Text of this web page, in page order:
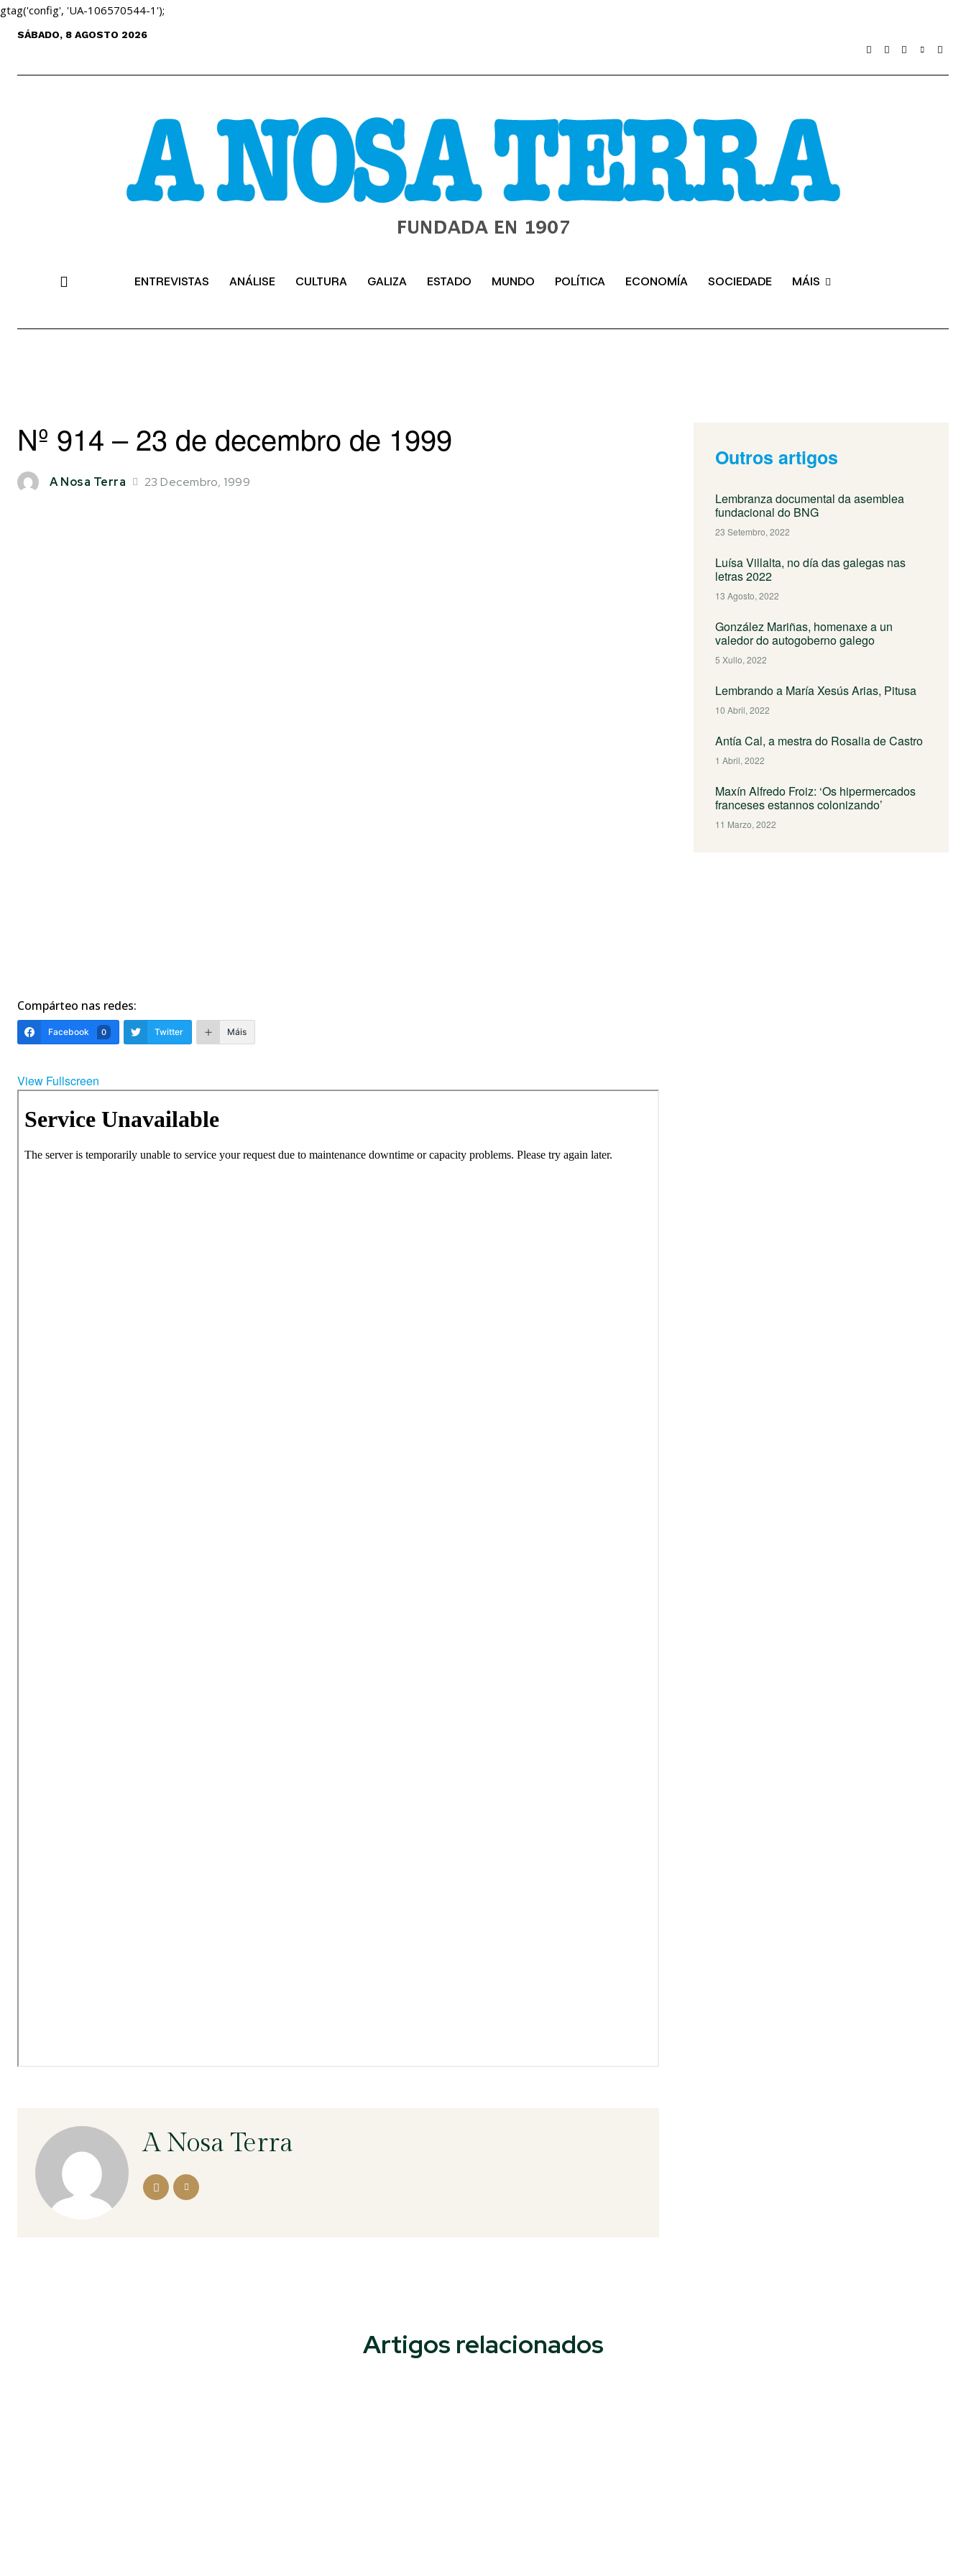
gtag('config', 'UA-106570544-1');
SÁBADO, 8 AGOSTO 2026
ENTREVISTAS ANÁLISE CULTURA GALIZA ESTADO MUNDO POLÍTICA ECONOMÍA SOCIEDADE MÁIS
Nº 914 – 23 de decembro de 1999
A Nosa Terra 23 Decembro, 1999
Compárteo nas redes:
Facebook 0 Twitter Máis
View Fullscreen
A Nosa Terra
Outros artigos
Lembranza documental da asemblea
fundacional do BNG
23 Setembro, 2022
Luísa Villalta, no día das galegas nas
letras 2022
13 Agosto, 2022
González Mariñas, homenaxe a un
valedor do autogoberno galego
5 Xullo, 2022
Lembrando a María Xesús Arias, Pitusa
10 Abril, 2022
Antía Cal, a mestra do Rosalia de Castro
1 Abril, 2022
Maxín Alfredo Froiz: ‘Os hipermercados
franceses estannos colonizando’
11 Marzo, 2022
Artigos relacionados